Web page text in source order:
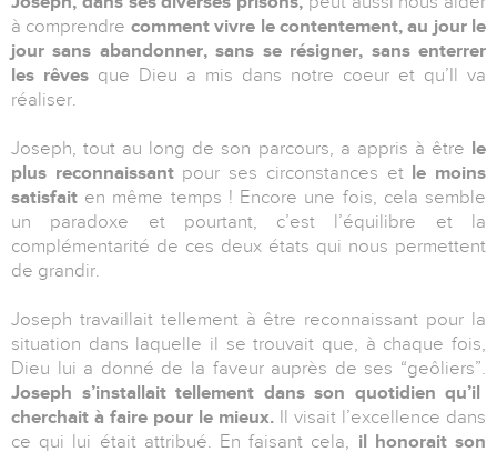
à comprendre comment vivre le contentement, au jour le
jour sans abandonner, sans se résigner, sans enterrer
les rêves que Dieu a mis dans notre coeur et qu’Il va
réaliser.
Joseph, tout au long de son parcours, a appris à être le
plus reconnaissantpour ses circonstances et le moins
satisfait en même temps ! Encore une fois, cela semble
un paradoxe et pourtant, c’est l’équilibre et la
complémentarité de ces deux états qui nous permettent
de grandir.
Joseph travaillait tellement à être reconnaissant pour la
situation dans laquelle il se trouvait que, à chaque fois,
Dieu lui a donné de la faveur auprès de ses “geôliers”.
Joseph s’installait tellement dans son quotidien qu’il
cherchait à faire pour le mieux.
Il visait l’excellence dans
ce qui lui était attribué. En faisant cela, il honorait son